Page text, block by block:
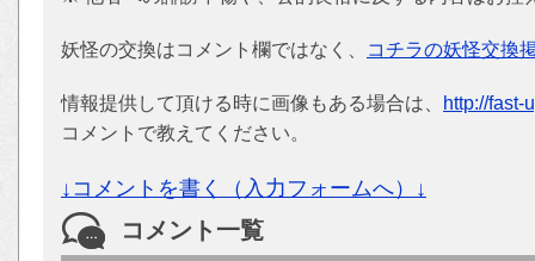
妖怪の交換はコメント欄ではなく、 コチラの妖怪交換
情報提供して頂ける時に画像もある場合は、
http://fast-
コメントで教えてください。
↓コメントを書く（入力フォームへ）↓
コメント一覧